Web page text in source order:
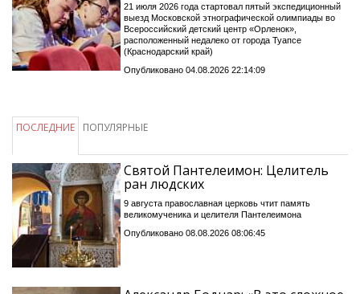
21 июля 2026 года стартовал пятый экспедиционный
выезд Московской этнографической олимпиады во
Всероссийский детский центр «Орленок»,
расположенный недалеко от города Туапсе
(Краснодарский край)
Опубликовано 04.08.2026 22:14:09
ПОСЛЕДНИЕ ПОПУЛЯРНЫЕ
Святой Пантелеимон: Целитель
ран людских
9 августа православная церковь чтит память
великомученика и целителя Пантелеимона
Опубликовано 08.08.2026 08:06:45